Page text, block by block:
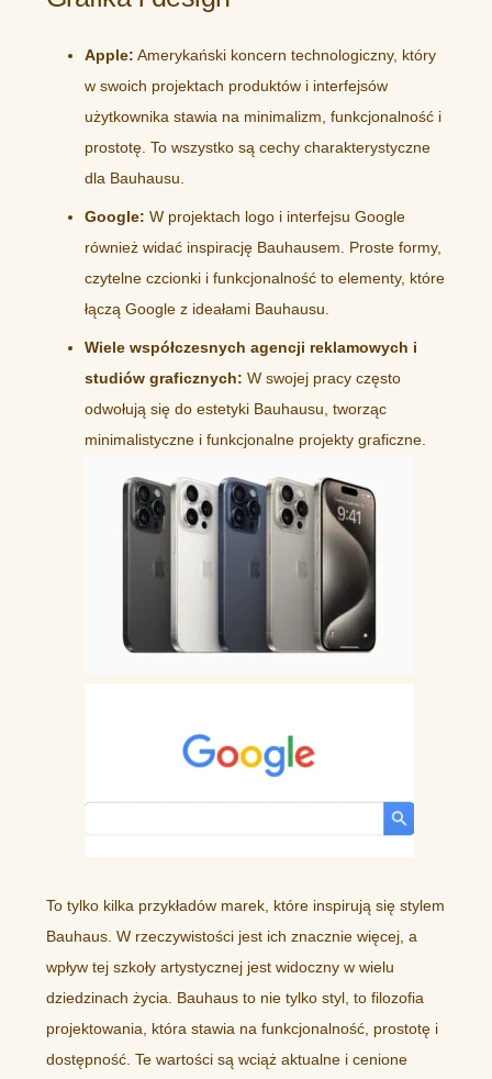
Apple: Amerykański koncern technologiczny, który
w swoich projektach produktów i interfejsów
użytkownika stawia na minimalizm, funkcjonalność i
prostotę. To wszystko są cechy charakterystyczne
dla Bauhausu.
Google: W projektach logo i interfejsu Google
również widać inspirację Bauhausem. Proste formy,
czytelne czcionki i funkcjonalność to elementy, które
łączą Google z ideałami Bauhausu.
Wiele współczesnych agencji reklamowych i
studiów graficznych: W swojej pracy często
odwołują się do estetyki Bauhausu, tworząc
minimalistyczne i funkcjonalne projekty graficzne.
To tylko kilka przykładów marek, które inspirują się stylem
Bauhaus. W rzeczywistości jest ich znacznie więcej, a
wpływ tej szkoły artystycznej jest widoczny w wielu
dziedzinach życia. Bauhaus to nie tylko styl, to filozofia
projektowania, która stawia na funkcjonalność, prostotę i
dostępność. Te wartości są wciąż aktualne i cenione